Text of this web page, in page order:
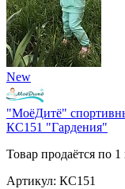
New
"МоёДитё"
КС151 "Гардения"
Товар продаётся по 1
Артикул: КС151